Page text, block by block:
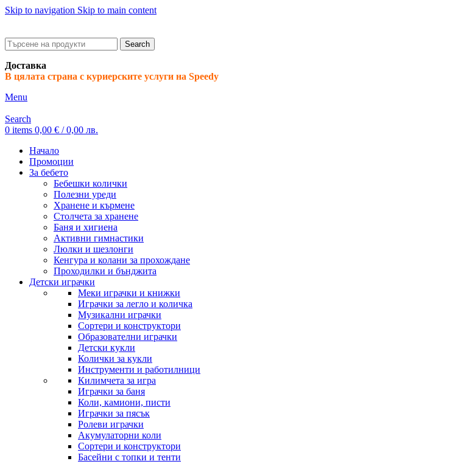
Skip to navigation Skip to main content
Search
Доставка
В цялата страна с куриерските услуги на Speedy
Menu
Search
0 items 0,00 € / 0,00 лв.
Начало
Промоции
За бебето
Бебешки колички
Полезни уреди
Хранене и кърмене
Столчета за хранене
Баня и хигиена
Активни гимнастики
Люлки и шезлонги
Кенгура и колани за прохождане
Проходилки и бънджита
Детски играчки
Меки играчки и книжки
Играчки за легло и количка
Музикални играчки
Сортери и конструктори
Образователни играчки
Детски кукли
Колички за кукли
Инструменти и работилници
Килимчета за игра
Играчки за баня
Коли, камиони, писти
Играчки за пясък
Ролеви играчки
Акумулаторни коли
Сортери и конструктори
Басейни с топки и тенти